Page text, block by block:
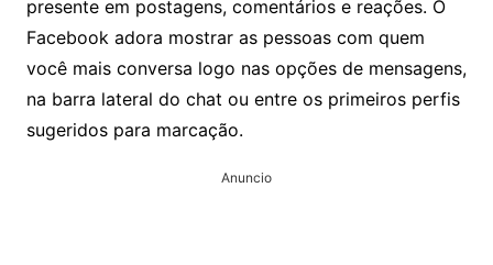
presente em postagens, comentários e reações. O
Facebook adora mostrar as pessoas com quem
você mais conversa logo nas opções de mensagens,
na barra lateral do chat ou entre os primeiros perfis
sugeridos para marcação.
Anuncio